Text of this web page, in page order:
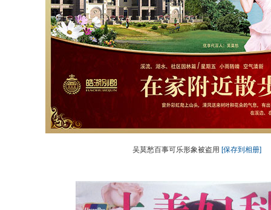
吴莫愁百事可乐形象被盗用 [保存到相册]